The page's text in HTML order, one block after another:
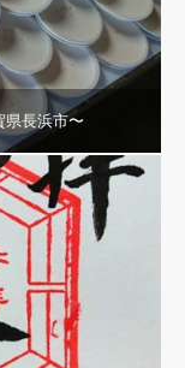
長浜市〜